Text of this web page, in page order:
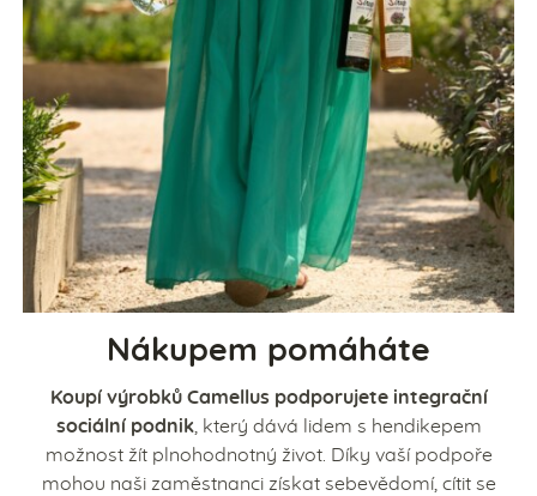
Nákupem pomáháte
Koupí výrobků Camellus podporujete integrační
sociální podnik, který dává lidem s hendikepem
možnost žít plnohodnotný život. Díky vaší podpoře
mohou naši zaměstnanci získat sebevědomí, cítit se